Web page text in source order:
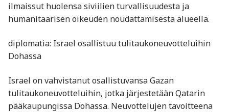
ilmaissut huolensa siviilien turvallisuudesta ja
humanitaarisen oikeuden noudattamisesta alueella.
diplomatia: Israel osallistuu tulitaukoneuvotteluihin
Dohassa
Israel on vahvistanut osallistuvansa Gazan
tulitaukoneuvotteluihin, jotka järjestetään Qatarin
pääkaupungissa Dohassa. Neuvottelujen tavoitteena